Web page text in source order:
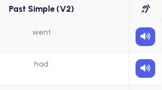
Past Simple (V2)
went
had